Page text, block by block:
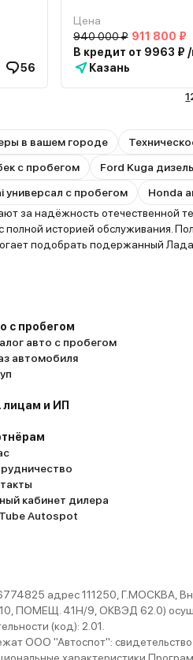
56
Цена
940 000 ₽ 911 800 ₽
В кредит от 9963 ₽
Казань
1
в вашем городе
с пробегом Ford Kuga
универсал с пробегом Honda
за надёжность отечественной
историей обслуживания.
подобрать подержанный
с пробегом
авто с пробегом
автомобиля
лицам и ИП
кабинет дилера
Autospot
адрес 111250, Г.МОСКВА,
41Н/9, ОКВЭД 62.0)
(код): 2.01.
ООО "Автоспот":